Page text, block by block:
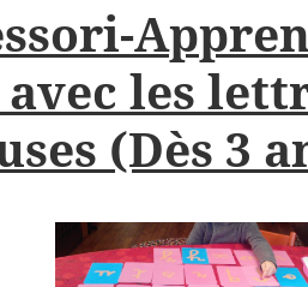
les
(Dès 3